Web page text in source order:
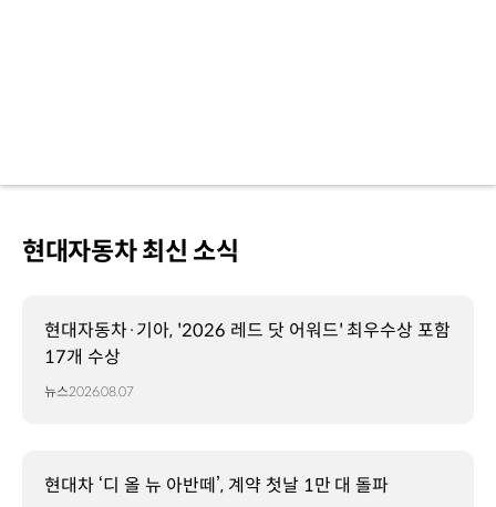
현대자동차 최신 소식
현대자동차·기아, '2026 레드 닷 어워드' 최우수상 포함
17개 수상
뉴스2026.08.07
현대차 ‘디 올 뉴 아반떼’, 계약 첫날 1만 대 돌파